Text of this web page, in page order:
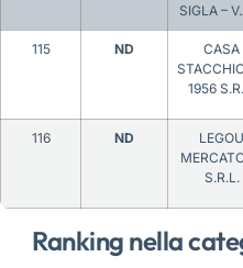
Ranking nella
SIGLA –
115 ND
CASA
1956
116 ND
LEGOU
S.R.L.